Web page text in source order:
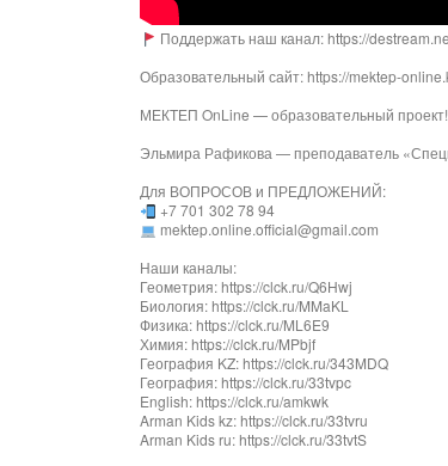
Поддержать наш канал: https://
Образовательный сайт: https://mektep-
МЕКТЕП OnLine — образовательный проект!
Эльмира Рафикова — преподаватель
Для ВОПРОСОВ и ПРЕДЛОЖЕНИЙ:
+7 701 302 78 94
mektep.online.official@gmail.com
Наши каналы:
Геометрия: https://clck.ru/Q6Hwj
Биология: https://clck.ru/MMaKL
Физика: https://clck.ru/ML6E9
Химия: https://clck.ru/MPbjf
География KZ: https://clck.ru/343MDQ
География: https://clck.ru/33tvpc
English: https://clck.ru/amkwk
Arman Kids kz: https://clck.ru/33tvru
Arman Kids ru: https://clck.ru/33tvtS